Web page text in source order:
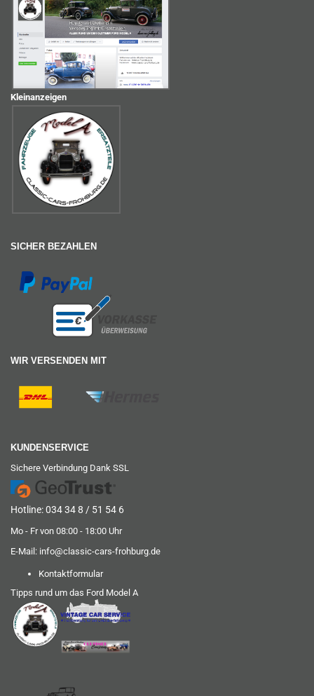
Kleinanzeigen
SICHER BEZAHLEN
WIR VERSENDEN MIT
KUNDENSERVICE
Sichere Verbindung Dank SSL
Hotline: 034 34 8 / 51 54 6
Mo - Fr von 08:00 - 18:00 Uhr
E-Mail: info@classic-cars-frohburg.de
Kontaktformular
Tipps rund um das Ford Model A